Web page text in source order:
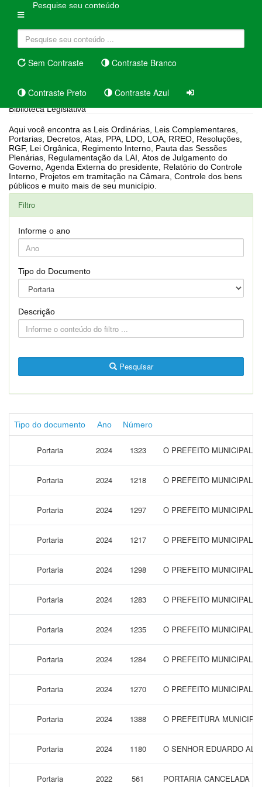
Pesquise seu conteúdo
Sem Contraste Contraste Branco
Contraste Preto Contraste Azul
Biblioteca Legislativa
Aqui você encontra as Leis Ordinárias, Leis Complementares,
Portarias, Decretos, Atas, PPA, LDO, LOA, RREO, Resoluções,
RGF, Lei Orgânica, Regimento Interno, Pauta das Sessões
Plenárias, Regulamentação da LAI, Atos de Julgamento do
Governo, Agenda Externa do presidente, Relatório do Controle
Interno, Projetos em tramitação na Câmara, Controle dos bens
públicos e muito mais de seu município.
Filtro
Informe o ano
Tipo do Documento
Descrição
Pesquisar
Tipo do documento Ano Número
Portaria 2024 1323 O PREFEITO MUNICIPAL
Portaria 2024 1218 O PREFEITO MUNICIPAL
Portaria 2024 1297 O PREFEITO MUNICIPAL
Portaria 2024 1217 O PREFEITO MUNICIPAL
Portaria 2024 1298 O PREFEITO MUNICIPAL
Portaria 2024 1283 O PREFEITO MUNICIPAL
Portaria 2024 1235 O PREFEITO MUNICIPAL
Portaria 2024 1284 O PREFEITO MUNICIPAL
Portaria 2024 1270 O PREFEITO MUNICIPAL
Portaria 2024 1388 O PREFEITURA
Portaria 2024 1180 O SENHOR EDUARDO
Portaria 2022 561 PORTARIA CANCELADA